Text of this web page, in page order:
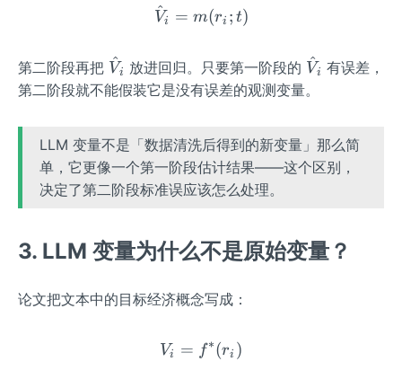
\hat{V}_{i}=m(r_{i};t)
V
^i = m(ri ; t)
第二阶段再把 \ha
t
{i}
V
^i 放进回归。只要第一阶段的 \ha
{i}
V
^i 有误差，
第二阶段就不能假装它是没有误差的观测变量。
LLM 变量不是「数据清洗后得到的新变量」那么简
单，它更像一个第一阶段估计结果——这个区别，
决定了第二阶段标准误应该怎么处理。
3. LLM 变量为什么不是原始变量？
论文把文本中的目标经济概念写成：
V_{i}=f^{*}(r_{i})
Vi = f∗(ri )